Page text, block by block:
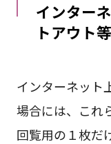
インター
トアウト等
インターネット
場合には、これ
回覧用の１枚だ